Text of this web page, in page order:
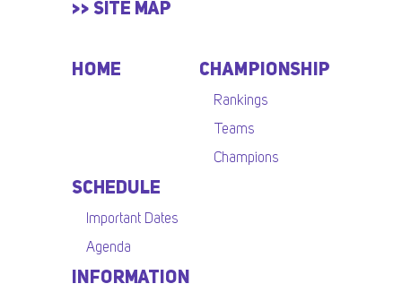
>> SITE MAP
HOME CHAMPIONSHIP
Rankings
Teams
Champions
SCHEDULE
Important Dates
Agenda
INFORMATION